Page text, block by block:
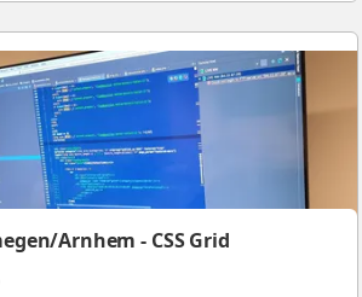
Arnhem - CSS Grid